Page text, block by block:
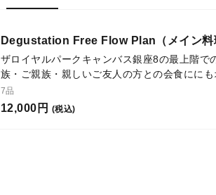
Degustation Free Flow Plan（メイン料
ザロイヤルパークキャンバス銀座8の最上階
族・ご親族・親しいご友人の方との会食ににも
7品
12,000円 (税込)